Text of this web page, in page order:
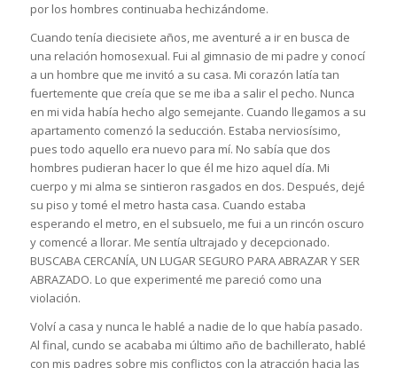
por los hombres continuaba hechizándome.
Cuando tenía diecisiete años, me aventuré a ir en busca de
una relación homosexual. Fui al gimnasio de mi padre y conocí
a un hombre que me invitó a su casa. Mi corazón latía tan
fuertemente que creía que se me iba a salir el pecho. Nunca
en mi vida había hecho algo semejante. Cuando llegamos a su
apartamento comenzó la seducción. Estaba nerviosísimo,
pues todo aquello era nuevo para mí. No sabía que dos
hombres pudieran hacer lo que él me hizo aquel día. Mi
cuerpo y mi alma se sintieron rasgados en dos. Después, dejé
su piso y tomé el metro hasta casa. Cuando estaba
esperando el metro, en el subsuelo, me fui a un rincón oscuro
y comencé a llorar. Me sentía ultrajado y decepcionado.
BUSCABA CERCANÍA, UN LUGAR SEGURO PARA ABRAZAR Y SER
ABRAZADO. Lo que experimenté me pareció como una
violación.
Volví a casa y nunca le hablé a nadie de lo que había pasado.
Al final, cundo se acababa mi último año de bachillerato, hablé
con mis padres sobre mis conflictos con la atracción hacia las